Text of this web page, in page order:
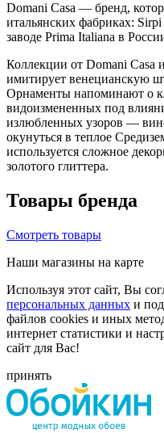
Domani Casa — бренд,
итальянских фабриках:
заводе Prima Italiana в
Коллекции от Domani Casa
имитирует венецианскую
Орнаменты напоминают о
видоизмененных под
излюбленных узоров —
окунуться в теплое
используется сложное
золотого глиттера.
Товары бренда
Смотреть товары
Наши магазины на карте
Используя этот сайт, Вы
персональных данных и
файлов cookies и иных
интернет статистики и
сайт для Вас!
принять